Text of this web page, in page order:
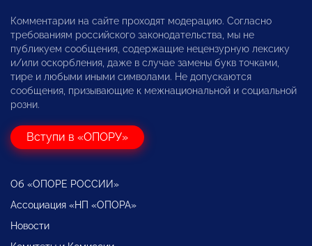
Комментарии на сайте проходят модерацию. Согласно
требованиям российского законодательства, мы не
публикуем сообщения, содержащие нецензурную лексику
и/или оскорбления, даже в случае замены букв точками,
тире и любыми иными символами. Не допускаются
сообщения, призывающие к межнациональной и социальной
розни.
Вступи в «ОПОРУ»
Об «ОПОРЕ РОССИИ»
Ассоциация «НП «ОПОРА»
Новости